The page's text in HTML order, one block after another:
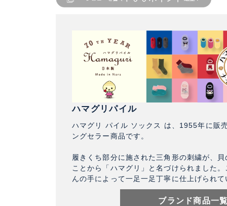
ハマグリパイル
ハマグリ パイル ソックス は、1955年に販
ングセラー商品です。
履きくち部分に施された三角形の刺繍が、
ことから「ハマグリ」と名づけられました
んの手によって一足一足丁寧に仕上げられ
ブランド商品一